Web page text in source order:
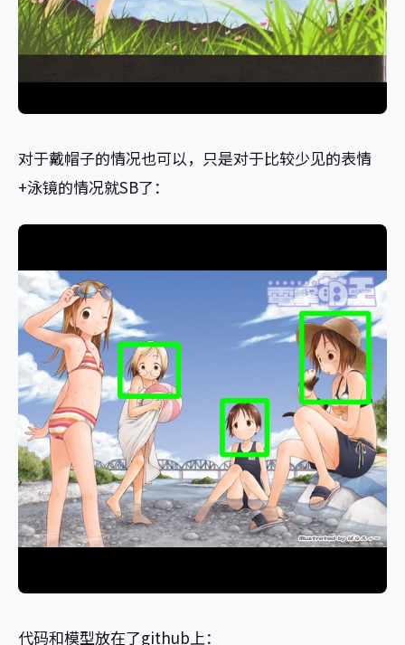
对于戴帽子的情况也可以，只是对于比较少见的表情
+泳镜的情况就SB了：
代码和模型放在了github上：